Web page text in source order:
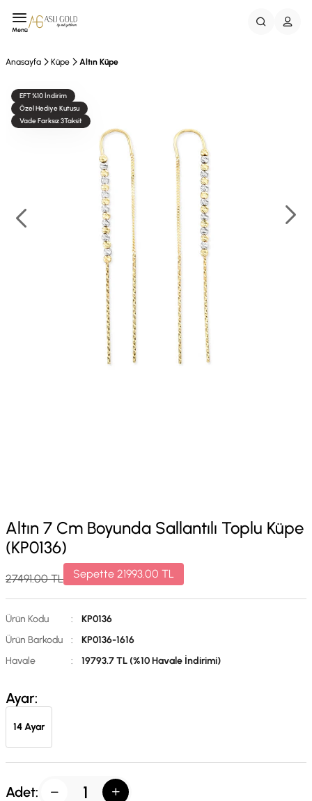
Menü
Anasayfa Küpe Altın Küpe
EFT %10 İndirim
Özel Hediye Kutusu
Vade Farksız 3Taksit
Altın 7 Cm Boyunda Sallantılı Toplu Küpe
(KP0136)
27491.00TL Sepette 21993.00 TL
Ürün Kodu :
KP0136
Ürün Barkodu
:
KP0136-1616
Havale
: 19793.7 TL (%10 Havale İndirimi)
Ayar:
14 Ayar
Adet: